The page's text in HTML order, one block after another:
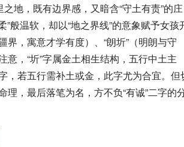
地，既有边界感，又暗含“守土有责”的庄
般温软，却以“地之界线”的意象赋予女孩
，寓意才学有度）、“朗圻”（明朗与守
，“圻”字属金土相生结构，五行中土主
，若五行需补土或金，此字尤为合宜。但
，最后落笔为名，方不负“有诚”二字的